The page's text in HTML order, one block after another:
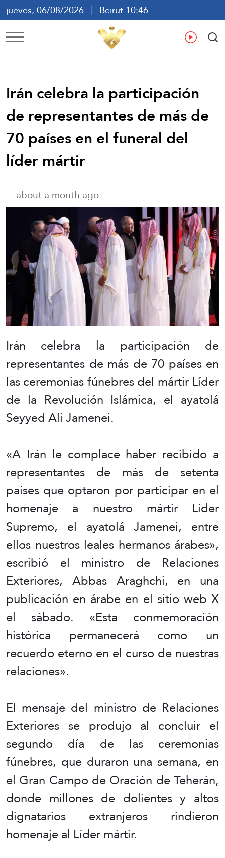
jueves, 06/08/2026
Beirut 10:46
ع En
Irán celebra la participación
de representantes de más de
70 países en el funeral del
líder mártir
about a month ago
Irán celebra la participación de
representantes de más de 70 países en
las ceremonias fúnebres del mártir Líder
de la Revolución Islámica, el ayatolá
Seyyed Ali Jamenei.
«A Irán le complace haber recibido a
representantes de más de setenta
países que optaron por participar en el
homenaje a nuestro mártir Líder
Supremo, el ayatolá Jamenei, entre
ellos nuestros leales hermanos árabes»,
escribió el ministro de Relaciones
Exteriores, Abbas Araghchi, en una
publicación en árabe en el sitio web X
el sábado. «Esta conmemoración
histórica permanecerá como un
recuerdo eterno en el curso de nuestras
relaciones».
El mensaje del ministro de Relaciones
Exteriores se produjo al concluir el
segundo día de las ceremonias
fúnebres, que duraron una semana, en
el Gran Campo de Oración de Teherán,
donde millones de dolientes y altos
dignatarios extranjeros rindieron
homenaje al Líder mártir.